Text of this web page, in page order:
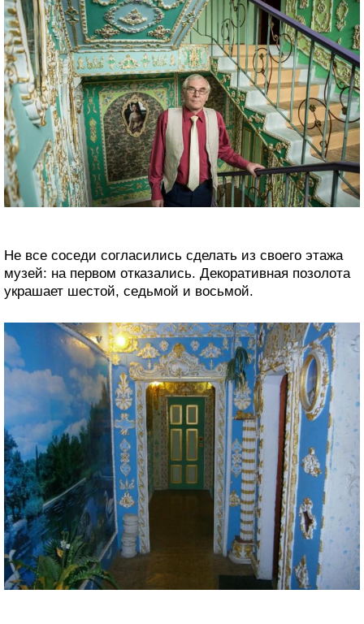
Не все соседи согласились сделать из своего этажа
музей: на первом отказались. Декоративная позолота
украшает шестой, седьмой и восьмой.